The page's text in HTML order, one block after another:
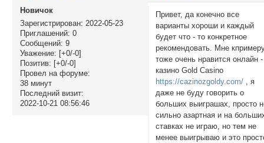
Новичок
Зарегистрирован: 2022-05-23
Приглашений: 0
Сообщений: 9
Уважение: [+0/-0]
Позитив: [+0/-0]
Провел на форуме:
38 минут
Последний визит:
2022-10-21 08:56:46
Привет, да конечно все
варианты хороши и каждый
будет что - то конкретное
рекомендовать. Мне
тоже очень нравится онлайн -
казино Gold Casino
https://cazinozgoldy.com/ , я
даже не буду говорить о
больших выиграшах, просто
сильно азартная и на
ставках не играю, но тем не
менее выигрываю и это